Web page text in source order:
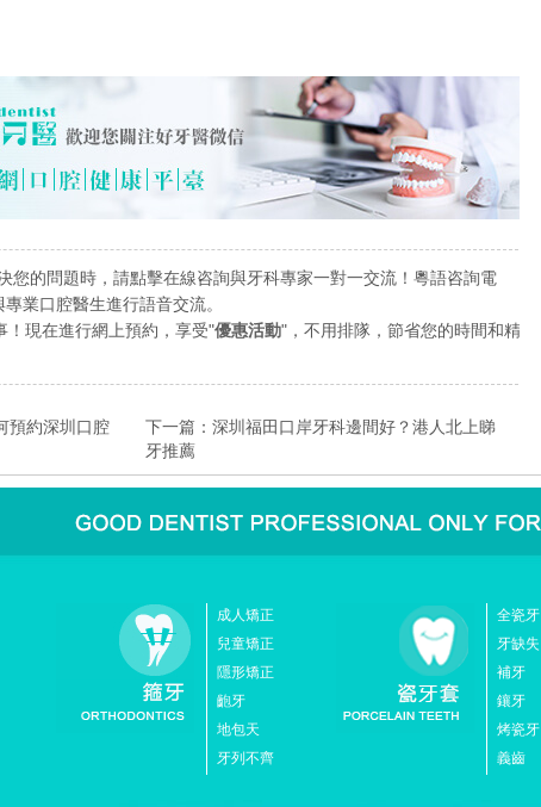
您的問題時，請點擊在線咨詢與牙科專家一對一交流！粵語咨詢電
業口腔醫生進行語音交流。
！現在進行網上預約，享受"優惠活動"，不用排隊，節省您的時間和精
預約深圳口腔
下一篇：深圳福田口岸牙科邊間好？港人北上睇
牙推薦
成人矯正
兒童矯正
隱形矯正
齙牙
地包天
牙列不齊
全瓷牙
牙缺失
補牙
鑲牙
烤瓷牙
義齒